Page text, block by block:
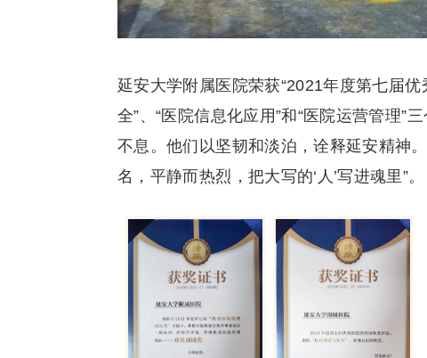
延安大学附属医院荣获“2021年度第七届
全”、“医院信息化应用”和“医院运营管理”
不息。他们以坚韧和淡泊，诠释延安精神
名，平静而热烈，把大写的‘人’写进魂里”。